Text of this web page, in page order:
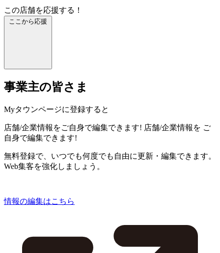
この店舗を応援する！
ここから応援
事業主の皆さま
Myタウンページに登録すると
店舗/企業情報をご自身で編集できます! 店舗/企業情報を ご
自身で編集できます!
無料登録で、いつでも何度でも自由に更新・編集できます。
Web集客を強化しましょう。
情報の編集はこちら